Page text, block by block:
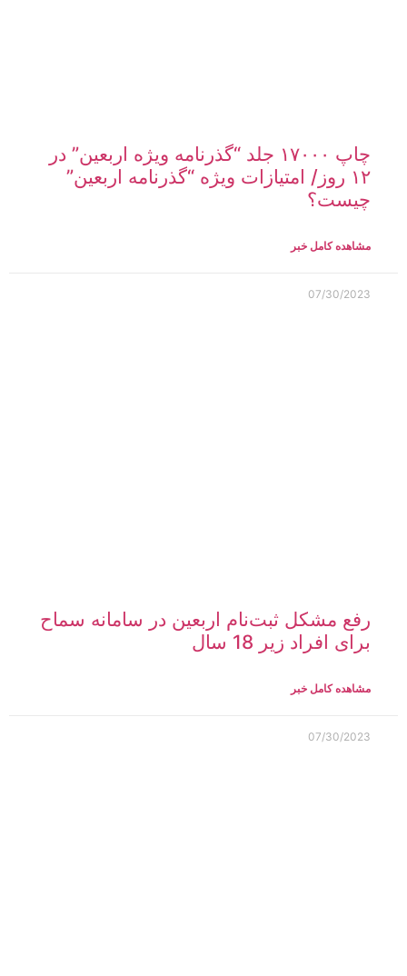
چاپ ۱۷۰۰۰ جلد “گذرنامه ویژه اربعین” در
۱۲ روز/ امتیازات ویژه “گذرنامه اربعین”
چیست؟
مشاهده کامل خبر
07/30/2023
رفع مشکل ثبت‌نام اربعین در سامانه سماح
برای افراد زیر 18 سال
مشاهده کامل خبر
07/30/2023